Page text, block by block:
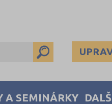
A SEMINÁRKY